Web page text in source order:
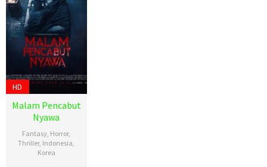
HD
Malam Pencabut
Nyawa
Fantasy Horror,
Thriller, Indonesia
Korea